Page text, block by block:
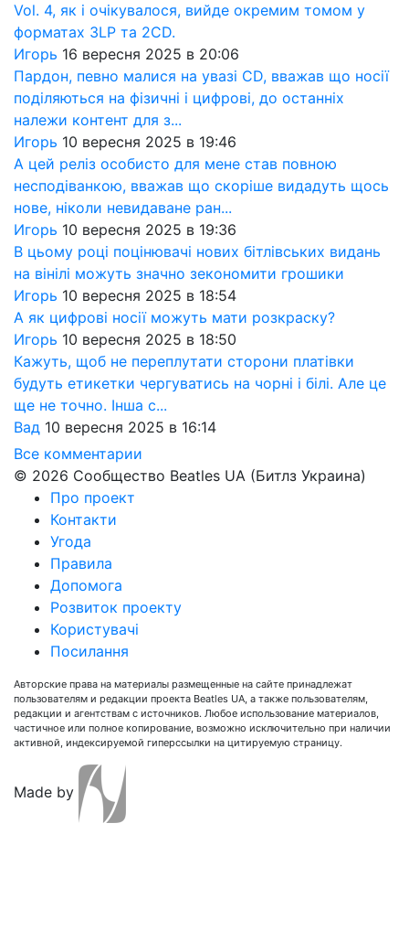
Vol. 4, як і очікувалося, вийде окремим томом у
форматах 3LP та 2CD.
Игорь 16 вересня 2025 в 20:06
Пардон, певно малися на увазі CD, вважав що носії
поділяються на фізичні і цифрові, до останніх
належи контент для з...
Игорь 10 вересня 2025 в 19:46
А цей реліз особисто для мене став повною
несподіванкою, вважав що скоріше видадуть щось
нове, ніколи невидаване ран...
Игорь 10 вересня 2025 в 19:36
В цьому році поцінювачі нових бітлівських видань
на вінілі можуть значно зекономити грошики
Игорь 10 вересня 2025 в 18:54
А як цифрові носії можуть мати розкраску?
Игорь 10 вересня 2025 в 18:50
Кажуть, щоб не переплутати сторони платівки
будуть етикетки чергуватись на чорні і білі. Але це
ще не точно. Інша с...
Вад 10 вересня 2025 в 16:14
Все комментарии
© 2026 Сообщество Beatles UA (Битлз Украина)
Про проект
Контакти
Угода
Правила
Допомога
Розвиток проекту
Користувачі
Посилання
Авторские права на материалы размещенные на сайте принадлежат
пользователям и редакции проекта Beatles UA, а также пользователям,
редакции и агентствам с источников. Любое использование материалов,
частичное или полное копирование, возможно исключительно при наличии
активной, индексируемой гиперссылки на цитируемую страницу.
Made by